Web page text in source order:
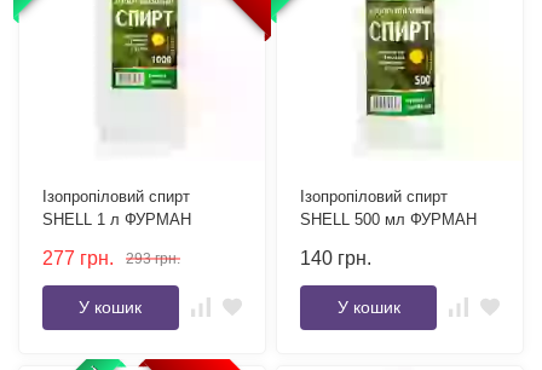
Ізопропіловий спирт
SHELL 1 л ФУРМАН
277 грн. 293 грн.
У кошик
Ізопропіловий спирт
SHELL 500 мл ФУРМАН
140 грн.
У кошик